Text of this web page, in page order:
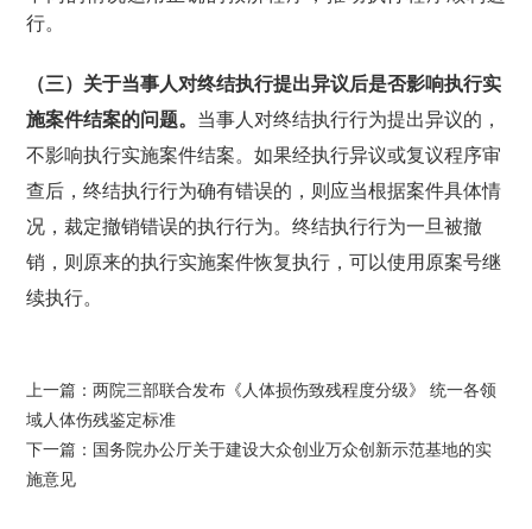
行。
（三）关于当事人对终结执行提出异议后是否影响执行实
施案件结案的问题。 当事人对终结执行行为提出异议的，
不影响执行实施案件结案。如果经执行异议或复议程序审
查后，终结执行行为确有错误的，则应当根据案件具体情
况，裁定撤销错误的执行行为。终结执行行为一旦被撤
销，则原来的执行实施案件恢复执行，可以使用原案号继
续执行。
上一篇： 两院三部联合发布《人体损伤致残程度分级》 统一各领
域人体伤残鉴定标准
下一篇： 国务院办公厅关于建设大众创业万众创新示范基地的实
施意见